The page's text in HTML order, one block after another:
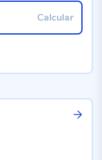
Calcular